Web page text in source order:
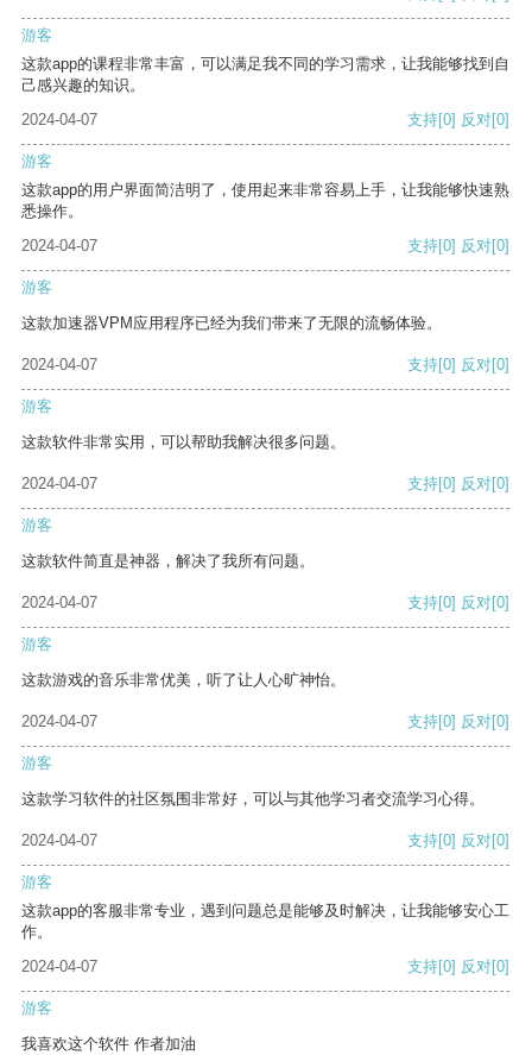
游客
这款app的课程非常丰富，可以满足我不同的学习需求，让我能够找到自
己感兴趣的知识。
2024-04-07
支持[0] 反对[0]
游客
这款app的用户界面简洁明了，使用起来非常容易上手，让我能够快速熟
悉操作。
2024-04-07
支持[0] 反对[0]
游客
这款加速器VPM应用程序已经为我们带来了无限的流畅体验。
2024-04-07 支持[0] 反对[0]
游客
这款软件非常实用，可以帮助我解决很多问题。
2024-04-07 支持[0] 反对[0]
游客
这款软件简直是神器，解决了我所有问题。
2024-04-07 支持[0] 反对[0]
游客
这款游戏的音乐非常优美，听了让人心旷神怡。
2024-04-07 支持[0] 反对[0]
游客
这款学习软件的社区氛围非常好，可以与其他学习者交流学习心得。
2024-04-07 支持[0] 反对[0]
游客
这款app的客服非常专业，遇到问题总是能够及时解决，让我能够安心工
作。
2024-04-07
支持[0] 反对[0]
游客
我喜欢这个软件 作者加油